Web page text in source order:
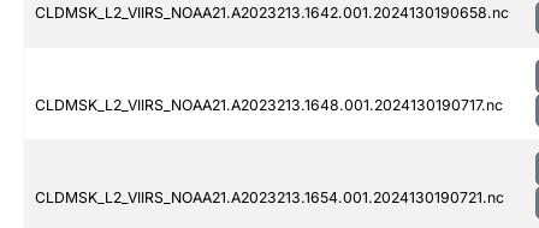
CLDMSK_L2_VIIRS_NOAA21.A2023213.1642.001.2024130190658.nc
CLDMSK_L2_VIIRS_NOAA21.A2023213.1648.001.2024130190717.nc
CLDMSK_L2_VIIRS_NOAA21.A2023213.1654.001.2024130190721.nc